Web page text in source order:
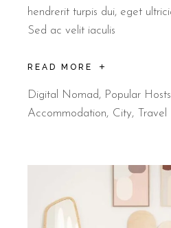
hendrerit turpis dui, eget
Sed ac velit iaculis
READ MORE
Digital Nomad, Popular Hosts
Accommodation
City Travel